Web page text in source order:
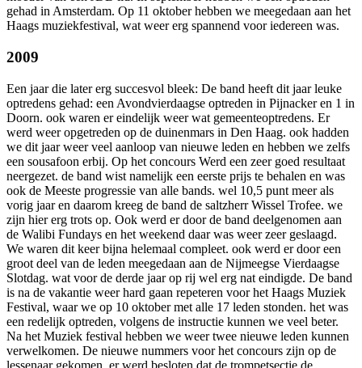
gehad in Amsterdam. Op 11 oktober hebben we meegedaan aan het
Haags muziekfestival, wat weer erg spannend voor iedereen was.
2009
Een jaar die later erg succesvol bleek: De band heeft dit jaar leuke
optredens gehad: een Avondvierdaagse optreden in Pijnacker en 1 in
Doorn. ook waren er eindelijk weer wat gemeenteoptredens. Er
werd weer opgetreden op de duinenmars in Den Haag. ook hadden
we dit jaar weer veel aanloop van nieuwe leden en hebben we zelfs
een sousafoon erbij. Op het concours Werd een zeer goed resultaat
neergezet. de band wist namelijk een eerste prijs te behalen en was
ook de Meeste progressie van alle bands. wel 10,5 punt meer als
vorig jaar en daarom kreeg de band de saltzherr Wissel Trofee. we
zijn hier erg trots op. Ook werd er door de band deelgenomen aan
de Walibi Fundays en het weekend daar was weer zeer geslaagd.
We waren dit keer bijna helemaal compleet. ook werd er door een
groot deel van de leden meegedaan aan de Nijmeegse Vierdaagse
Slotdag. wat voor de derde jaar op rij wel erg nat eindigde. De band
is na de vakantie weer hard gaan repeteren voor het Haags Muziek
Festival, waar we op 10 oktober met alle 17 leden stonden. het was
een redelijk optreden, volgens de instructie kunnen we veel beter.
Na het Muziek festival hebben we weer twee nieuwe leden kunnen
verwelkomen. De nieuwe nummers voor het concours zijn op de
lessenaar gekomen. er werd besloten dat de trompetsectie de